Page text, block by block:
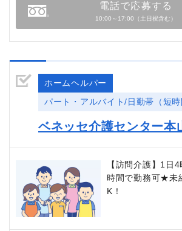
電話で応募する
10:00～17:00（土日祝含む）
ホームヘルパー
パート・アルバイト/日勤帯（短時
ベネッセ介護センター本
【訪問介護】1日
時間で勤務可★未
K！